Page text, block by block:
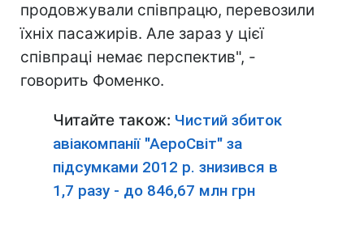
продовжували співпрацю, перевозили
їхніх пасажирів. Але зараз у цієї
співпраці немає перспектив", -
говорить Фоменко.
Читайте також: Чистий збиток
авіакомпанії "АероСвіт" за
підсумками 2012 р. знизився в
1,7 разу - до 846,67 млн грн